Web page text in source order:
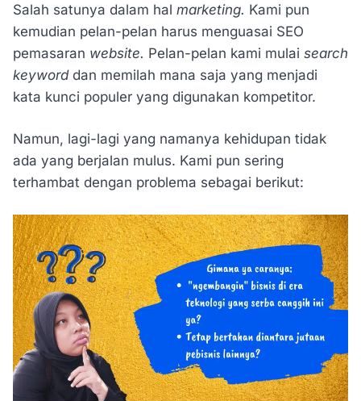
Salah satunya dalam hal marketing. Kami pun
kemudian pelan-pelan harus menguasai SEO
pemasaran website. Pelan-pelan kami mulai search
keyword dan memilah mana saja yang menjadi
kata kunci populer yang digunakan kompetitor.
Namun, lagi-lagi yang namanya kehidupan tidak
ada yang berjalan mulus. Kami pun sering
terhambat dengan problema sebagai berikut: